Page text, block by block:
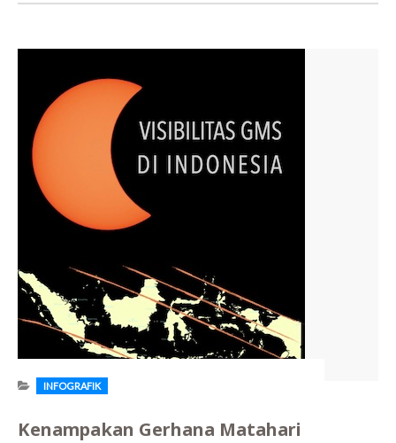
INFOGRAFIK
Kenampakan Gerhana Matahari